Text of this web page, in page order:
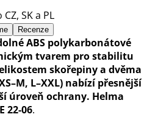
SK a PL
Recenze
ABS polykarbonátové
tvarem pro stabilitu
skořepiny a dvěma
L–XXL) nabízí přesnější
úroveň ochrany. Helma
22-06.